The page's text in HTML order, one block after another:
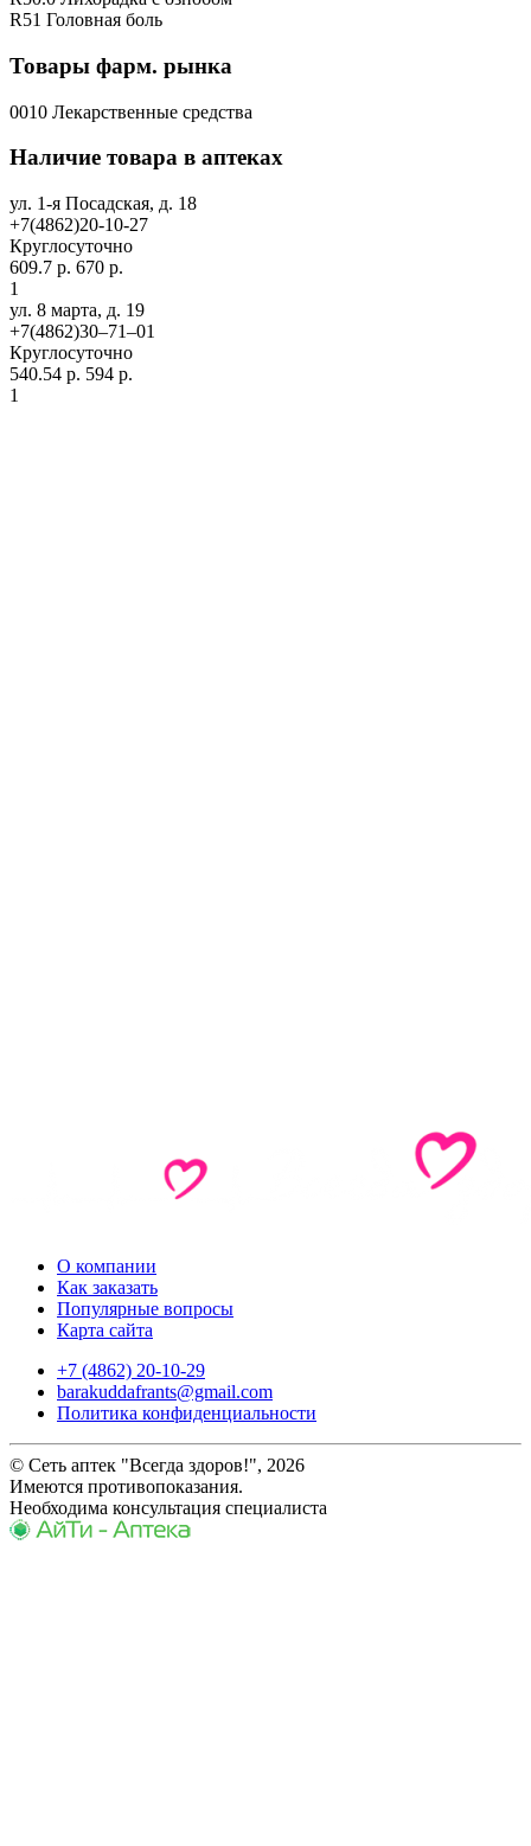
R51 Головная боль
Товары фарм. рынка
0010 Лекарственные средства
Наличие товара в аптеках
ул. 1-я Посадская, д. 18
+7(4862)20-10-27
Круглосуточно
609.7 р. 670 р.
1
ул. 8 марта, д. 19
+7(4862)30‒71‒01
Круглосуточно
540.54 р. 594 р.
1
О компании
Как заказать
Популярные вопросы
Карта сайта
+7 (4862) 20-10-29
barakuddafrants@gmail.com
Политика конфиденциальности
© Сеть аптек "Всегда здоров!", 2026
Имеются противопоказания.
Необходима консультация специалиста